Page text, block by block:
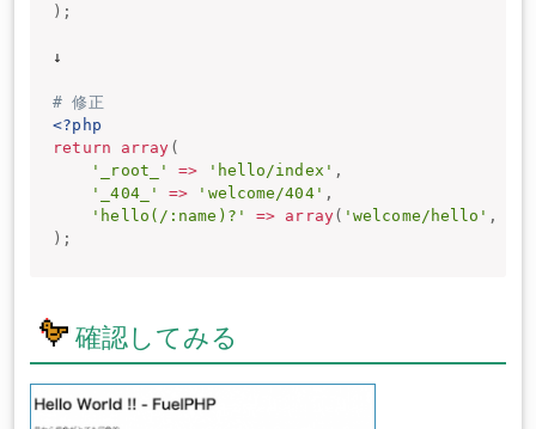
) ;
↓
# 修正
<?php
return
array (
'_root_'
=> 'hello/index' ,
'_404_'
=> 'welcome/404' ,
'hello(/:name)?'
=> array( 'welcome/hello' ,
) ;
確認してみる